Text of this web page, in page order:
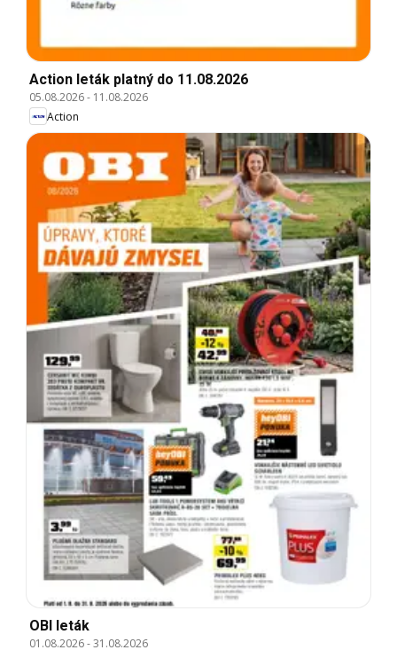
Action leták platný do 11.08.2026
05.08.2026- 11.08.2026
Action
OBI leták
01.08.2026-31.08.2026